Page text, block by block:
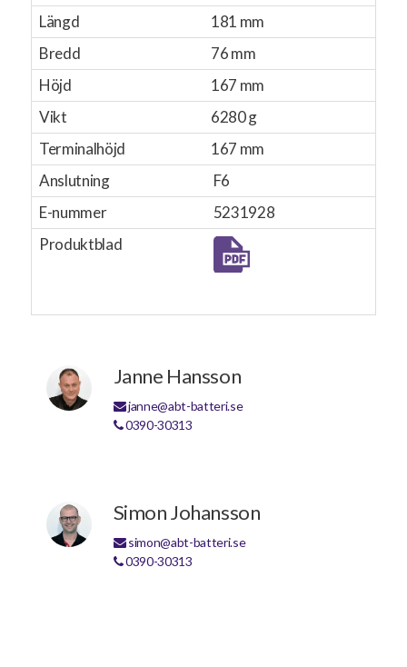
Längd
181 mm
Bredd
76 mm
Höjd
167 mm
Vikt
6280 g
Terminalhöjd
167 mm
Anslutning
F6
E-nummer
5231928
Produktblad
Janne Hansson
janne@abt-batteri.se
0390-30313
Simon Johansson
simon@abt-batteri.se
0390-30313